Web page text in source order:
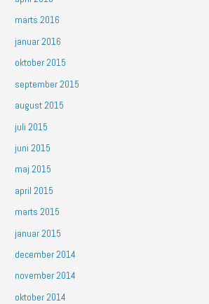
marts 2016
januar 2016
oktober 2015
september 2015
august 2015
juli 2015
juni 2015
maj 2015
april 2015
marts 2015
januar 2015
december 2014
november 2014
oktober 2014